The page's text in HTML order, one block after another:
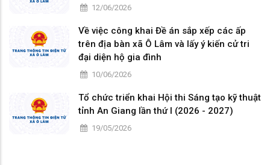
12/06/2026
Về việc công khai Đề án sắp xếp các ấp
trên địa bàn xã Ô Lâm và lấy ý kiến cử tri
đại diện hộ gia đình
10/06/2026
Tổ chức triển khai Hội thi Sáng tạo kỹ thuật
tỉnh An Giang lần thứ I (2026 - 2027)
19/05/2026